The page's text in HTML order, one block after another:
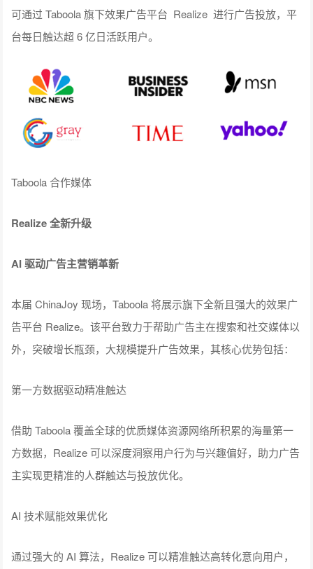
可通过 Taboola 旗下效果广告平台 Realize 进行广告投放，平
台每日触达超 6 亿日活跃用户。
Taboola 合作媒体
Realize 全新升级
AI 驱动广告主营销革新
本届 ChinaJoy 现场，Taboola 将展示旗下全新且强大的效果广
告平台 Realize。该平台致力于帮助广告主在搜索和社交媒体以
外，突破增长瓶颈，大规模提升广告效果，其核心优势包括：
第一方数据驱动精准触达
借助 Taboola 覆盖全球的优质媒体资源网络所积累的海量第一
方数据，Realize 可以深度洞察用户行为与兴趣偏好，助力广告
主实现更精准的人群触达与投放优化。
AI 技术赋能效果优化
通过强大的 AI 算法，Realize 可以精准触达高转化意向用户，